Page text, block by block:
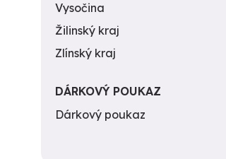
Vysočina
Žilinský kraj
Zlínský kraj
DÁRKOVÝ POUKAZ
Dárkový poukaz